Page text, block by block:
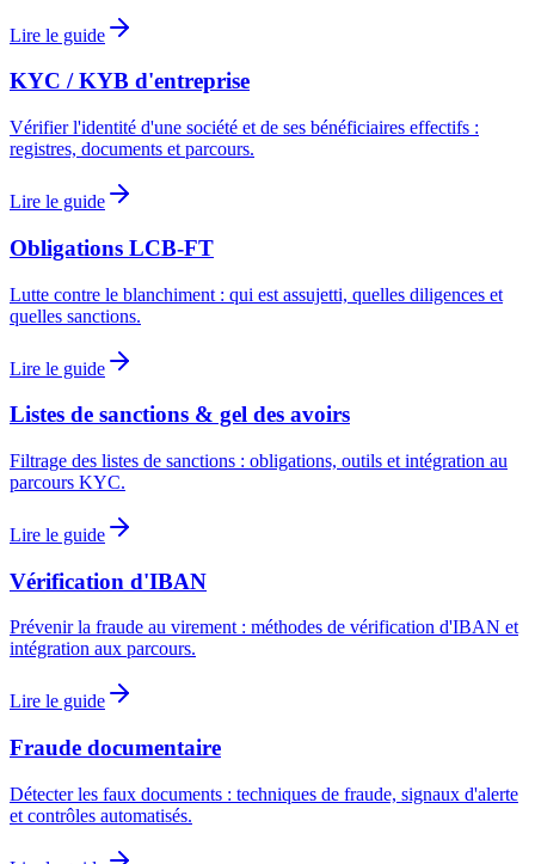
Lire le guide
KYC / KYB d'entreprise
Vérifier l'identité d'une société et de ses bénéficiaires effectifs :
registres, documents et parcours.
Lire le guide
Obligations LCB-FT
Lutte contre le blanchiment : qui est assujetti, quelles diligences et
quelles sanctions.
Lire le guide
Listes de sanctions & gel des avoirs
Filtrage des listes de sanctions : obligations, outils et intégration au
parcours KYC.
Lire le guide
Vérification d'IBAN
Prévenir la fraude au virement : méthodes de vérification d'IBAN et
intégration aux parcours.
Lire le guide
Fraude documentaire
Détecter les faux documents : techniques de fraude, signaux d'alerte
et contrôles automatisés.